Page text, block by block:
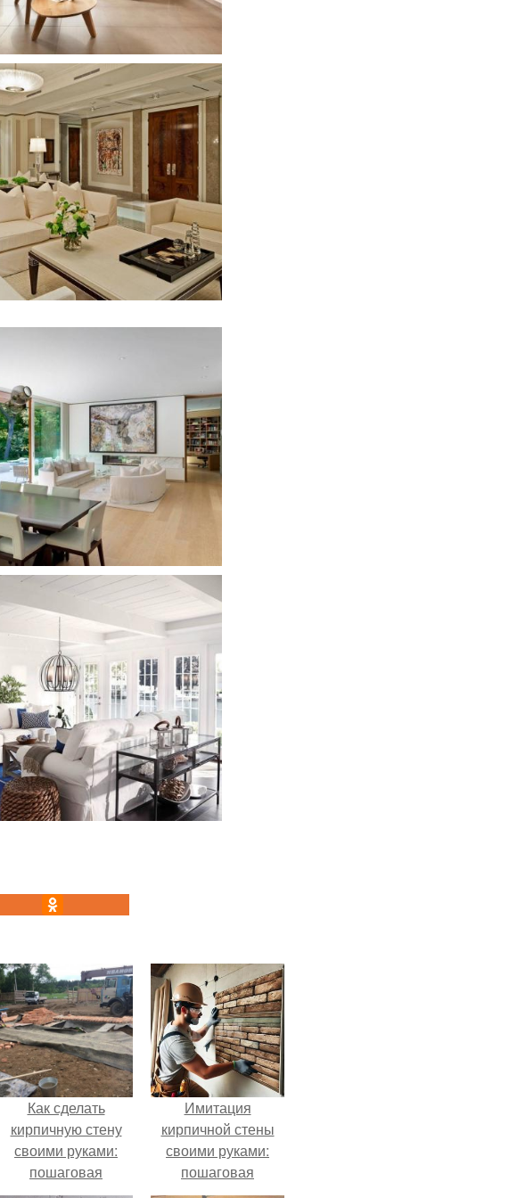
Как сделать
кирпичную стену
своими руками:
пошаговая
инструкция
Имитация
кирпичной стены
своими руками:
пошаговая
инструкция